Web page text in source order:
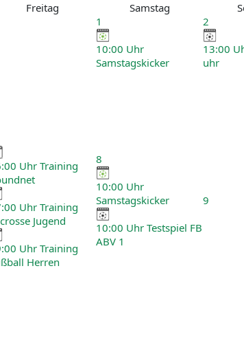
Freitag Samstag
1
10:00 Uhr
Samstagskicker
2
13:00
uhr
Uhr Training
Uhr Training
Jugend
Uhr Training
Herren
8
10:00 Uhr
Samstagskicker
10:00 Uhr Testspiel FB
ABV 1
9